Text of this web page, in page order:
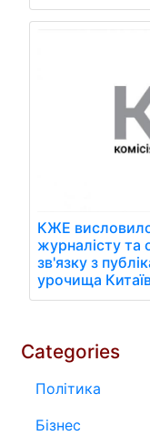
КЖЕ
журналісту та
зв'язку з
урочища
Categories
Політика
Бізнес